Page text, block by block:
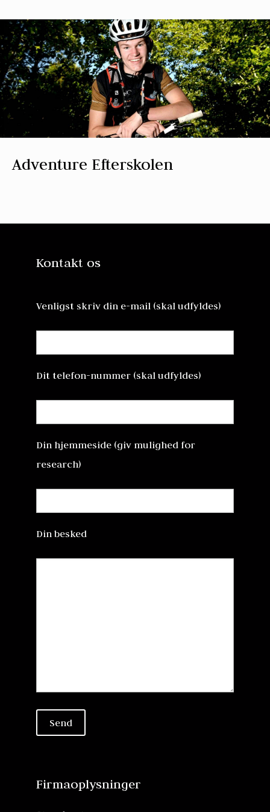
Adventure Efterskolen
Kontakt os
Venligst skriv din e-mail (skal udfyldes)
Dit telefon-nummer (skal udfyldes)
Din hjemmeside (giv mulighed for
research)
Din besked
Firmaoplysninger